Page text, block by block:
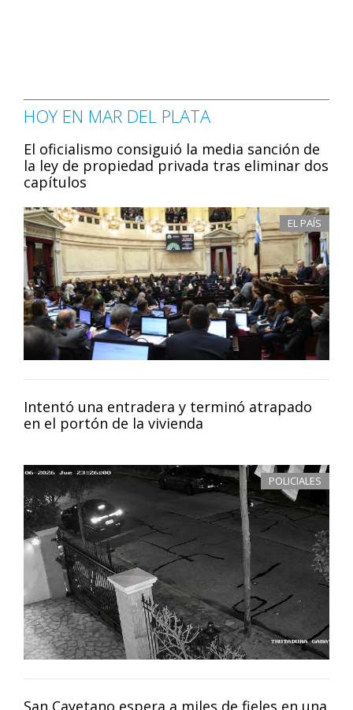
HOY EN MAR DEL PLATA
El oficialismo consiguió la media sanción de
la ley de propiedad privada tras eliminar dos
capítulos
EL PAÍS
Intentó una entradera y terminó atrapado
en el portón de la vivienda
POLICIALES
San Cayetano espera a miles de fieles en una